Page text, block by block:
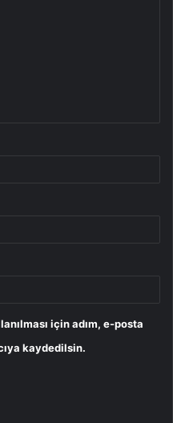
için adım, e-posta
kaydedilsin.